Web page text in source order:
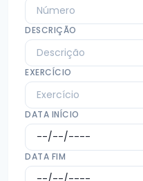
DESCRIÇÃO
EXERCÍCIO
DATA INÍCIO
DATA FIM